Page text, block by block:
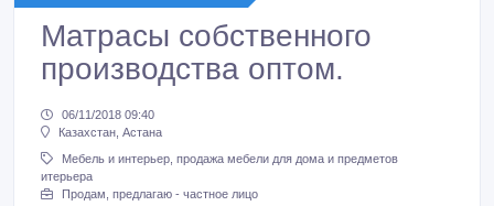
Матрасы собственного
производства оптом.
06/11/2018 09:40
Казахстан, Астана
Мебель и интерьер, продажа мебели для дома и предметов
итерьера
Продам, предлагаю - частное лицо